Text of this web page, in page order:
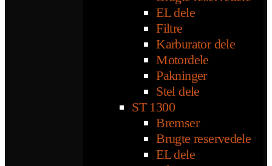
EL dele
Filtre
Karburator dele
Motordele
Pakninger
Stel dele
ST 1300
Bremser
Brugte reservedele
EL dele